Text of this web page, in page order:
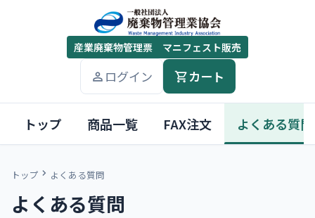
産業廃棄物管理票 マニフェスト販売
ログイン カート
トップ 商品一覧 FAX注文 よくある質問
トップ よくある質問
よくある質問